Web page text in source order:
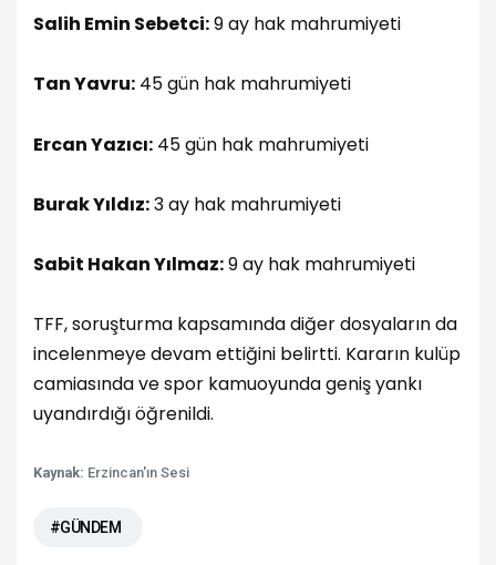
Salih Emin Sebetci:9 ay hak mahrumiyeti
Tan Yavru: 45 gün hak mahrumiyeti
Ercan Yazıcı: 45 gün hak mahrumiyeti
Burak Yıldız:3 ay hak mahrumiyeti
Sabit Hakan Yılmaz:9 ay hak mahrumiyeti
TFF, soruşturma kapsamında diğer dosyaların da
incelenmeye devam ettiğini belirtti. Kararın kulüp
camiasında ve spor kamuoyunda geniş yankı
uyandırdığı öğrenildi.
Kaynak: Erzincan'ın Sesi
#GÜNDEM